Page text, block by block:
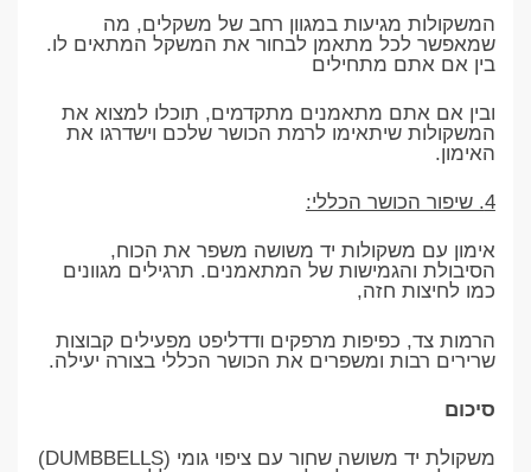
המשקולות מגיעות במגוון רחב של משקלים, מה
שמאפשר לכל מתאמן לבחור את המשקל המתאים לו.
בין אם אתם מתחילים
ובין אם אתם מתאמנים מתקדמים, תוכלו למצוא את
המשקולות שיתאימו לרמת הכושר שלכם וישדרגו את
האימון.
4. שיפור הכושר הכללי:
אימון עם משקולות יד משושה משפר את הכוח,
הסיבולת והגמישות של המתאמנים. תרגילים מגוונים
כמו לחיצות חזה,
הרמות צד, כפיפות מרפקים ודדליפט מפעילים קבוצות
שרירים רבות ומשפרים את הכושר הכללי בצורה יעילה.
סיכום
משקולת יד משושה שחור עם ציפוי גומי (DUMBBELLS)